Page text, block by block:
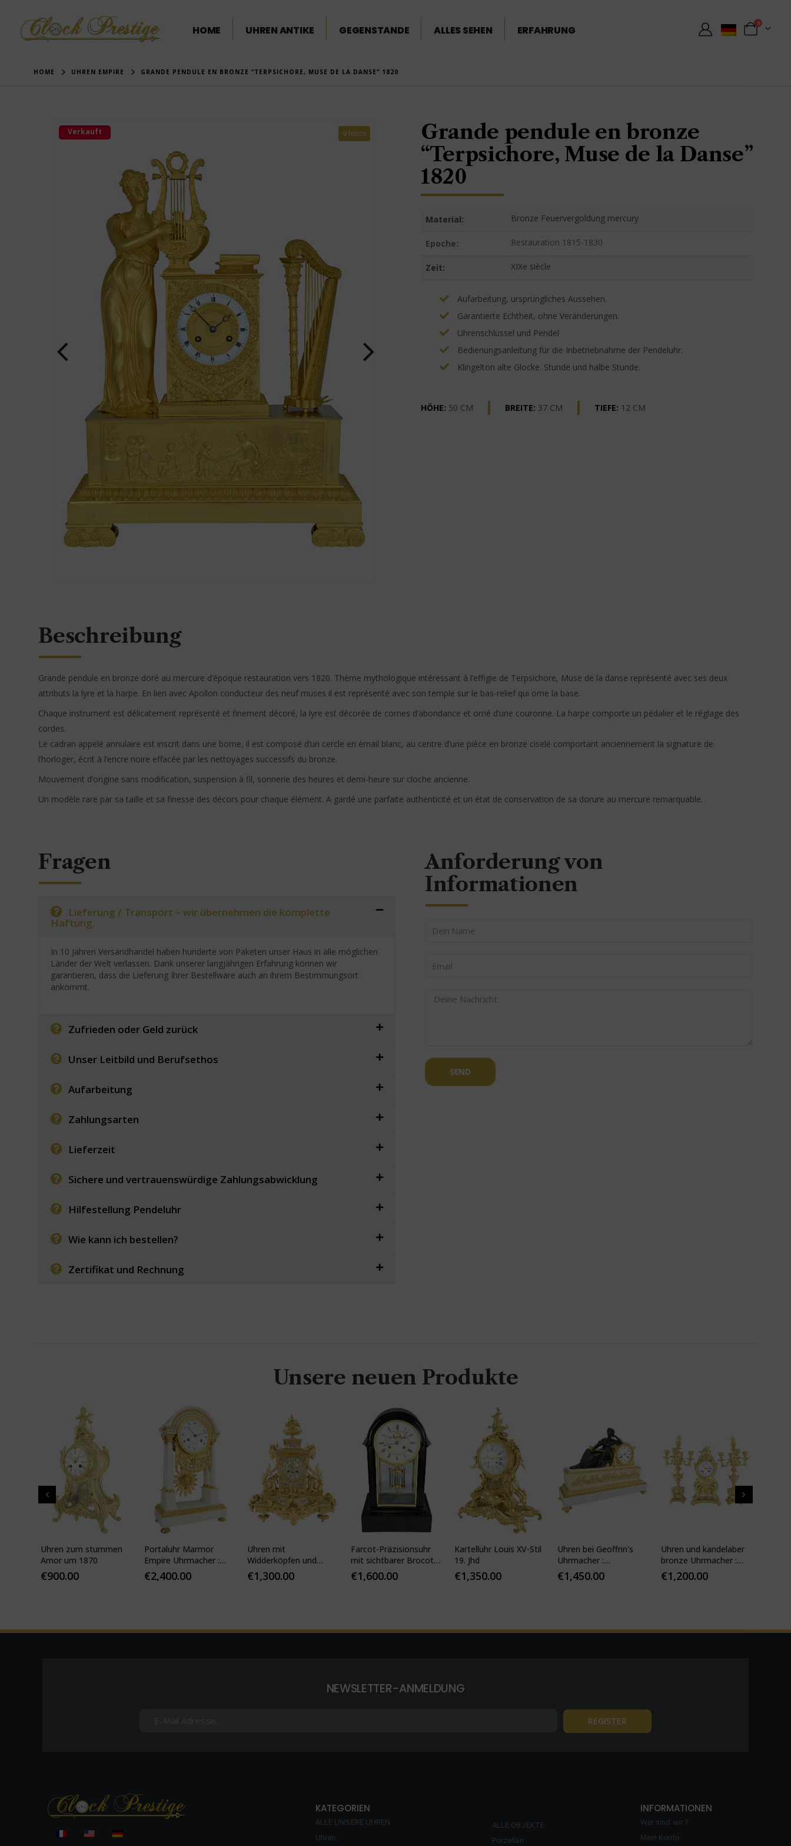
HOME UHREN ANTIKE GEGENSTANDE ALLES SEHEN ERFAHRUNG
0
HOME UHREN EMPIRE GRANDE PENDULE EN BRONZE “TERPSICHORE, MUSE DE LA DANSE” 1820
9 fotos
Verkauft
Grande pendule en bronze
“Terpsichore, Muse de la Danse”
1820
Material: Bronze Feuervergoldung mercury
Epoche: Restauration 1815-1830
Zeit: XIXe siècle
Aufarbeitung, ursprüngliches Aussehen.
Garantierte Echtheit, ohne Veränderungen.
Uhrenschlüssel und Pendel
Bedienungsanleitung für die Inbetriebnahme der Pendeluhr.
Klingelton alte Glocke. Stunde und halbe Stunde.
HÖHE: 50 CM BREITE: 37 CM TIEFE: 12 CM
Beschreibung
Grande pendule en bronze doré au mercure d’époque restauration vers 1820. Thème mythologique intéressant à l’effigie de Terpsichore, Muse de la danse représenté avec ses deux
attributs la lyre et la harpe. En lien avec Apollon conducteur des neuf muses il est représenté avec son temple sur le bas-relief qui orne la base.
Chaque instrument est délicatement représenté et finement décoré, la lyre est décorée de cornes d’abondance et orné d’une couronne. La harpe comporte un pédalier et le réglage des
cordes.
Le cadran appelé annulaire est inscrit dans une borne, il est composé d’un cercle en émail blanc, au centre d’une pièce en bronze ciselé comportant anciennement la signature de
l’horloger, écrit à l’encre noire effacée par les nettoyages successifs du bronze.
Mouvement d’origine sans modification, suspension à fil, sonnerie des heures et demi-heure sur cloche ancienne.
Un modèle rare par sa taille et sa finesse des décors pour chaque élément. A gardé une parfaite authenticité et un état de conservation de sa dorure au mercure remarquable.
Fragen
Lieferung / Transport – wir übernehmen die komplette
Haftung.
In 10 Jahren Versandhandel haben hunderte von Paketen unser Haus in alle möglichen
Länder der Welt verlassen. Dank unserer langjährigen Erfahrung können wir
garantieren, dass die Lieferung Ihrer Bestellware auch an ihrem Bestimmungsort
ankommt.
Zufrieden oder Geld zurück
Unser Leitbild und Berufsethos
Aufarbeitung
Zahlungsarten
Lieferzeit
Sichere und vertrauenswürdige Zahlungsabwicklung
Hilfestellung Pendeluhr
Wie kann ich bestellen?
Zertifikat und Rechnung
Anforderung von
Informationen
SEND
Unsere neuen Produkte
Uhren zum stummen
Amor um 1870
€900.00
Portaluhr Marmor
Empire Uhrmacher :
VEIBEL 1810
€2,400.00
Uhren mit
Widderköpfen und
Pariser Porzellan
€1,300.00
Farcot-Präzisionsuhr
mit sichtbarer Brocot-
Hemmung
€1,600.00
Kartelluhr Louis XV-Stil
19. Jhd
€1,350.00
Uhren bei Geoffrin's
Uhrmacher :
Desfontaines 1850
€1,450.00
Uhren und kandelaber
bronze Uhrmacher :
Mougin
€1,200.00
NEWSLETTER-ANMELDUNG
KATEGORIEN
ALLE UNSERE UHREN
Uhren
ALLE OBJEKTE
Porzellan
INFORMATIONEN
Wer sind wir ?
Mein Konto